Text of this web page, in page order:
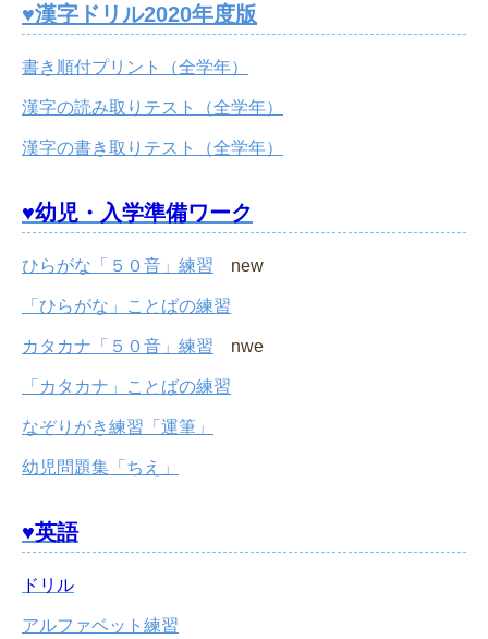
♥漢字ドリル2020年度版
書き順付プリント（全学年）
漢字の読み取りテスト（全学年）
漢字の書き取りテスト（全学年）
♥幼児・入学準備ワーク
ひらがな「５０音」練習 new
「ひらがな」ことばの練習
カタカナ「５０音」練習 nwe
「カタカナ」ことばの練習
なぞりがき練習「運筆」
幼児問題集「ちえ」
♥英語
ドリル
アルファベット練習